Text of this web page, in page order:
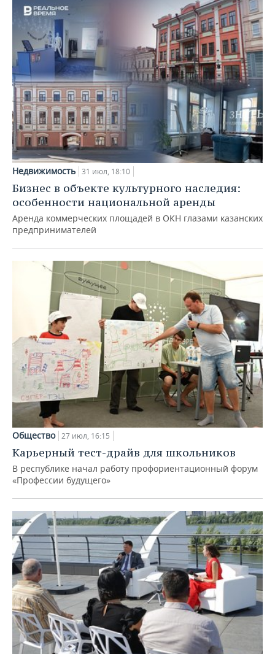
Недвижимость 31 июл, 18:10
Бизнес в объекте культурного наследия:
особенности национальной аренды
Аренда коммерческих площадей в ОКН глазами казанских
предпринимателей
Общество 27 июл, 16:15
Карьерный тест-драйв для школьников
В республике начал работу профориентационный форум
«Профессии будущего»